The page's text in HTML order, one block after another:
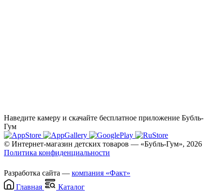
Наведите камеру и скачайте бесплатное приложение Бубль-
Гум
© Интернет-магазин детских товаров — «Бубль-Гум», 2026
Политика конфиденциальности
Разработка сайта — компания «Факт»
Главная
Каталог